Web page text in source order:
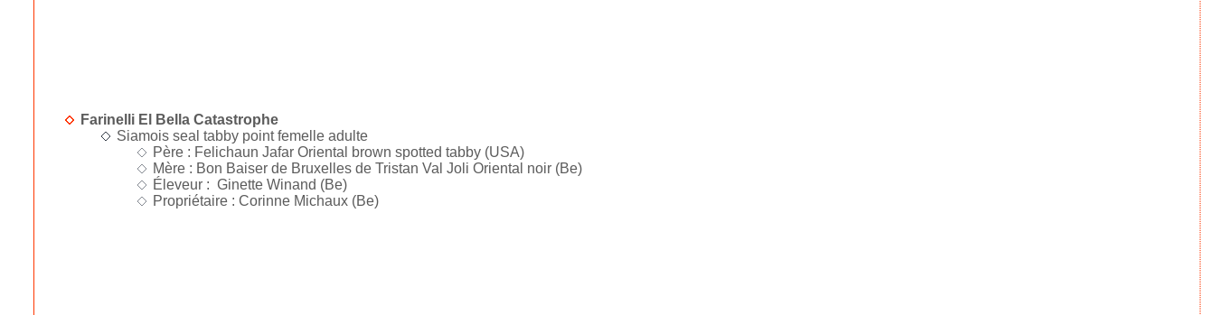
Farinelli El Bella Catastrophe
Siamois seal tabby point femelle adulte
Père : Felichaun Jafar Oriental brown spotted tabby (USA)
Mère : Bon Baiser de Bruxelles de Tristan Val Joli Oriental noir (Be)
Éleveur : Ginette Winand (Be)
Propriétaire : Corinne Michaux (Be)